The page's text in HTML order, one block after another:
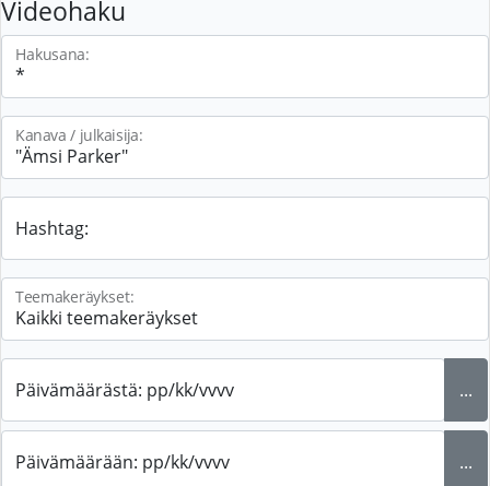
Videohaku
Hakusana:
Kanava / julkaisija:
Hashtag:
Teemakeräykset:
Päivämäärästä: pp/kk/vvvv ...
Päivämäärään: pp/kk/vvvv ...